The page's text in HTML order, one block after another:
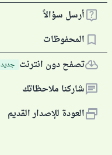
أرسل سؤالاً
المحفوظات
تصفح دون انترنت جديد
شاركنا ملاحظاتك
العودة للإصدار القديم